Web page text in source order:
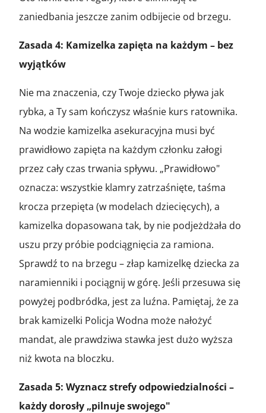
zaniedbania jeszcze zanim odbijecie od brzegu.
Zasada 4: Kamizelka zapięta na każdym – bez
wyjątków
Nie ma znaczenia, czy Twoje dziecko pływa jak
rybka, a Ty sam kończysz właśnie kurs ratownika.
Na wodzie kamizelka asekuracyjna musi być
prawidłowo zapięta na każdym członku załogi
przez cały czas trwania spływu. „Prawidłowo"
oznacza: wszystkie klamry zatrzaśnięte, taśma
krocza przepięta (w modelach dziecięcych), a
kamizelka dopasowana tak, by nie podjeżdżała do
uszu przy próbie podciągnięcia za ramiona.
Sprawdź to na brzegu – złap kamizelkę dziecka za
naramienniki i pociągnij w górę. Jeśli przesuwa się
powyżej podbródka, jest za luźna. Pamiętaj, że za
brak kamizelki Policja Wodna może nałożyć
mandat, ale prawdziwa stawka jest dużo wyższa
niż kwota na bloczku.
Zasada 5: Wyznacz strefy odpowiedzialności –
każdy dorosły „pilnuje swojego"